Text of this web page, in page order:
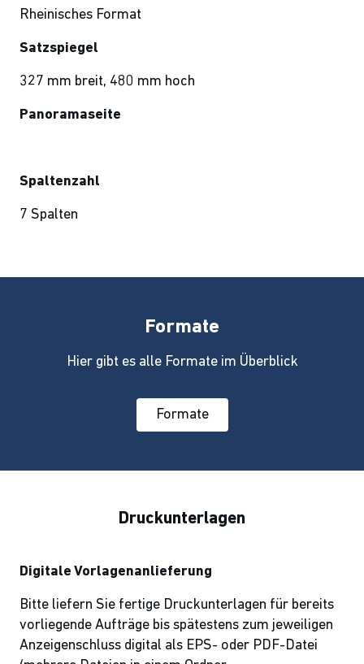
Rheinisches Format
Satzspiegel
327 mm breit, 480 mm hoch
Panoramaseite
Spaltenzahl
7 Spalten
Formate
Hier gibt es alle Formate im Überblick
Formate
Druckunterlagen
Digitale Vorlagenanlieferung
Bitte liefern Sie fertige Druckunterlagen für bereits
vorliegende Aufträge bis spätestens zum jeweiligen
Anzeigenschluss digital als EPS- oder PDF-Datei